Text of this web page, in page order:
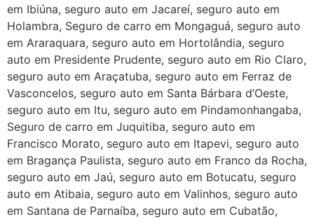
em Ibiúna, seguro auto em Jacareí, seguro auto em
Holambra, Seguro de carro em Mongaguá, seguro auto
em Araraquara, seguro auto em Hortolândia, seguro
auto em Presidente Prudente, seguro auto em Rio Claro,
seguro auto em Araçatuba, seguro auto em Ferraz de
Vasconcelos, seguro auto em Santa Bárbara d’Oeste,
seguro auto em Itu, seguro auto em Pindamonhangaba,
Seguro de carro em Juquitiba, seguro auto em
Francisco Morato, seguro auto em Itapevi, seguro auto
em Bragança Paulista, seguro auto em Franco da Rocha,
seguro auto em Jaú, seguro auto em Botucatu, seguro
auto em Atibaia, seguro auto em Valinhos, seguro auto
em Santana de Parnaíba, seguro auto em Cubatão,